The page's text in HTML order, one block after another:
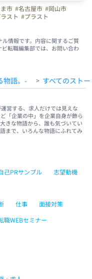
市 #名古屋市 #岡山市
スト #プラスト
ント
情報です。内容に関するご質
転職編集部では、お問い合わ
物語。- > すべてのスト
営する、求人だけでは見えな
「企業の中」を企業自身が飾ら
きな物語から、誰も気づいてい
まで、いろんな物語にふれてみ
己PRサンプル
志望動機
仕事
面接対策
職WEBセミナー